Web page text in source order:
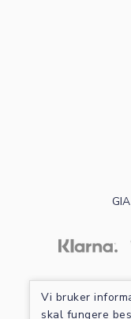
Vi bruker
skal fungere
Les